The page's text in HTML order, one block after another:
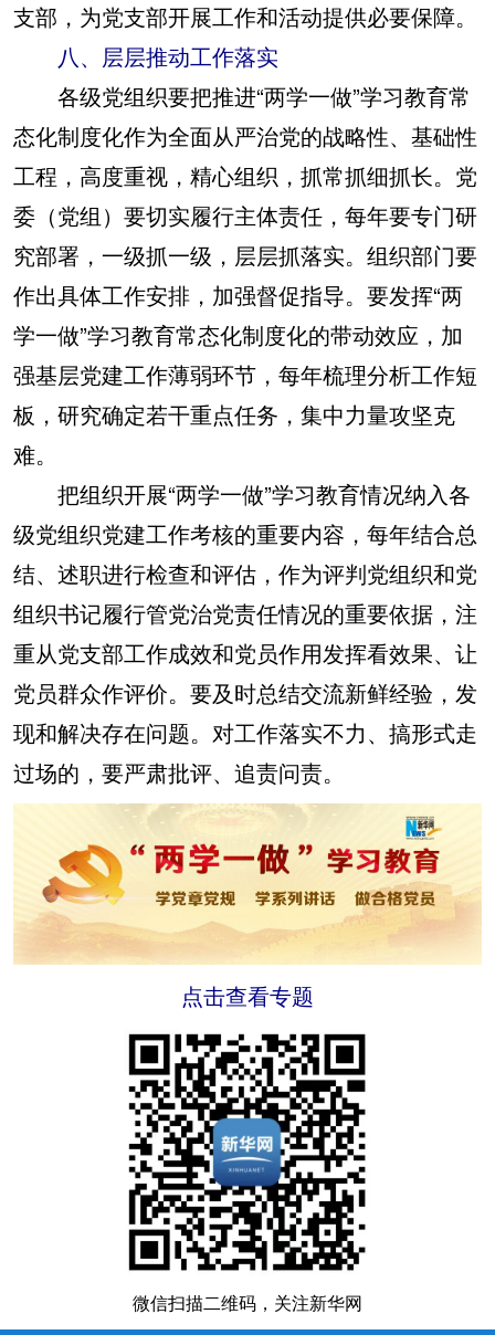
支部，为党支部开展工作和活动提供必要保障。
八、层层推动工作落实
各级党组织要把推进“两学一做”学习教育常
态化制度化作为全面从严治党的战略性、基础性
工程，高度重视，精心组织，抓常抓细抓长。党
委（党组）要切实履行主体责任，每年要专门研
究部署，一级抓一级，层层抓落实。组织部门要
作出具体工作安排，加强督促指导。要发挥“两
学一做”学习教育常态化制度化的带动效应，加
强基层党建工作薄弱环节，每年梳理分析工作短
板，研究确定若干重点任务，集中力量攻坚克
难。
把组织开展“两学一做”学习教育情况纳入各
级党组织党建工作考核的重要内容，每年结合总
结、述职进行检查和评估，作为评判党组织和党
组织书记履行管党治党责任情况的重要依据，注
重从党支部工作成效和党员作用发挥看效果、让
党员群众作评价。要及时总结交流新鲜经验，发
现和解决存在问题。对工作落实不力、搞形式走
过场的，要严肃批评、追责问责。
点击查看专题
微信扫描二维码，关注新华网